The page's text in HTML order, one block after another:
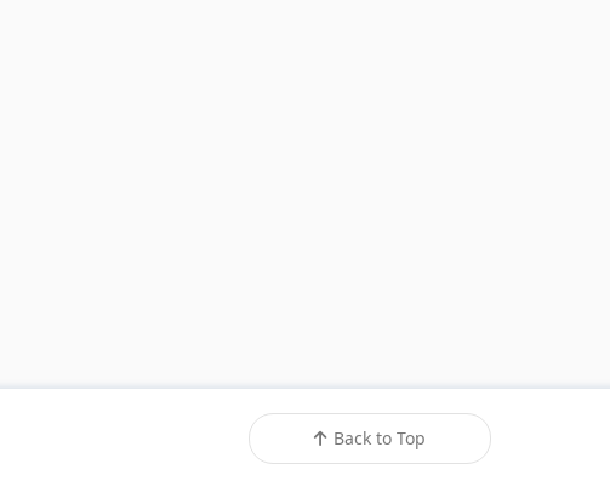
Back to Top